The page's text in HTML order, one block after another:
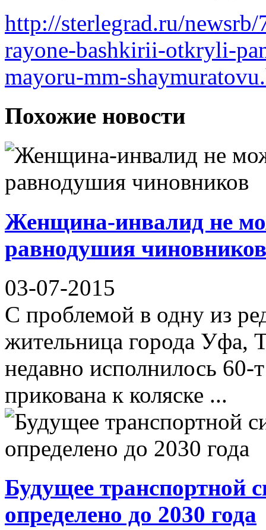
http://sterlegrad.ru/
rayone-bashkirii-otkryli-
mayoru-mm-
Похожие новости
Женщина-инвалид не
равнодушия чиновников
03-07-2015
С проблемой в одну из
жительница города Уфа,
недавно исполнилось
прикована к коляске ...
Будущее транспортной
определено до 2030 года